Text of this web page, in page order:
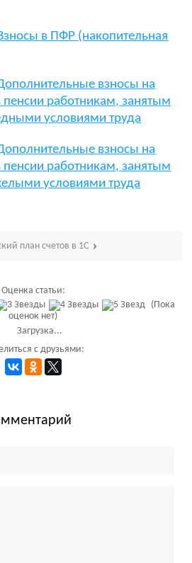
в ПФР (накопительная
взносы на
пенсии работникам, занятым
условиями труда
взносы на
пенсии работникам, занятым
условиями труда
план счетов в 1С
Оценка статьи:
(Пока
оценок нет)
Загрузка...
с друзьями: